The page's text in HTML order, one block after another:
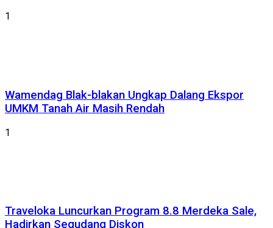
1
Wamendag Blak-blakan Ungkap Dalang Ekspor
UMKM Tanah Air Masih Rendah
1
Traveloka Luncurkan Program 8.8 Merdeka Sale,
Hadirkan Segudang Diskon